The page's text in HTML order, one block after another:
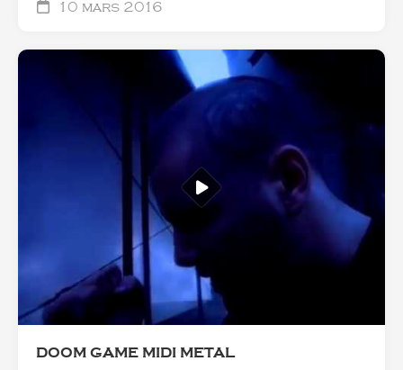
10 mars 2016
DOOM GAME MIDI METAL